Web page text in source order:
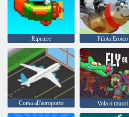
Ripetere Pilota Eroico
Corsa all'aeroporto Vola o muori